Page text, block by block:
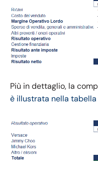
Più in dettaglio, la
è illustrata nella